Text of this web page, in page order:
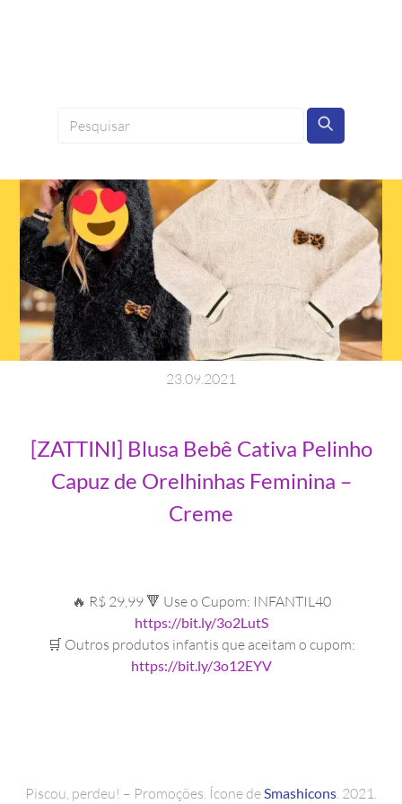
2309 2021
[ZATTINI] Blusa Bebê Cativa Pelinho
Capuz de Orelhinhas Feminina –
Creme
🔥 R$ 29,99 🔻 Use o Cupom: INFANTIL40
https://bit.ly/3o2LutS
🛒 Outros produtos infantis que aceitam o cupom:
https://bit.ly/3o12EYV
Piscou, perdeu! – Promoções. Ícone de Smashicons . 2021.